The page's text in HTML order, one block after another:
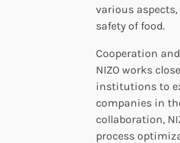
various
safety of food.
Cooperation
NIZO works
institutions to
companies in
collaboration,
process